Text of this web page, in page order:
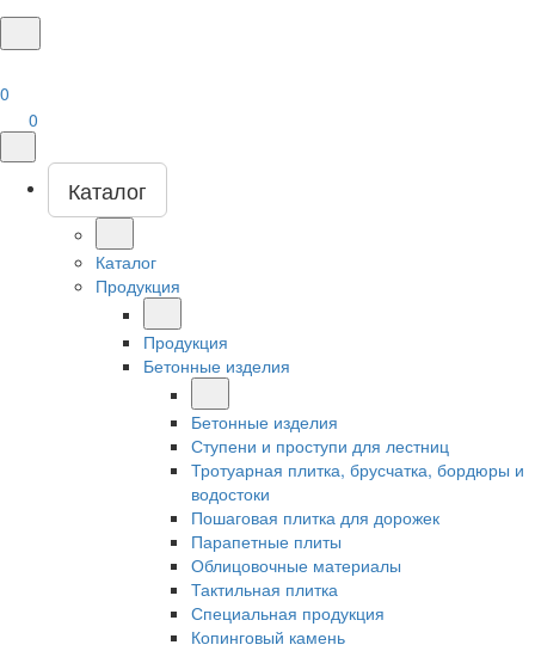
0
0
Каталог
Каталог
Продукция
Продукция
Бетонные изделия
Бетонные изделия
Ступени и проступи для лестниц
Тротуарная плитка, брусчатка, бордюры и
водостоки
Пошаговая плитка для дорожек
Парапетные плиты
Облицовочные материалы
Тактильная плитка
Специальная продукция
Копинговый камень